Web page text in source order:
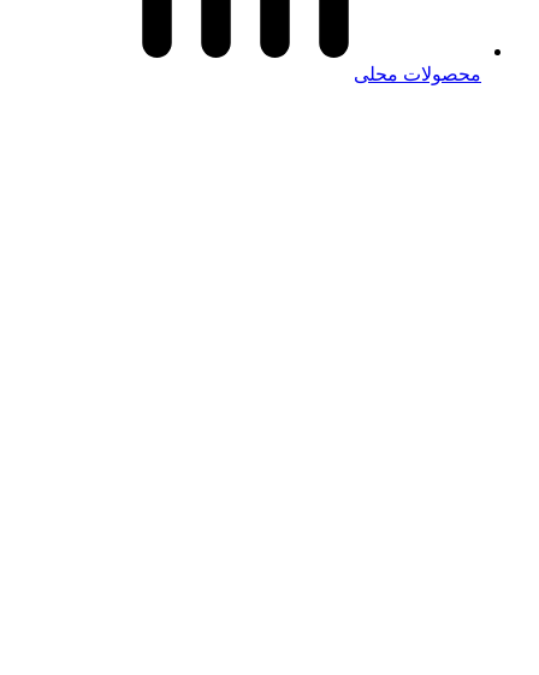
محصولات محلی